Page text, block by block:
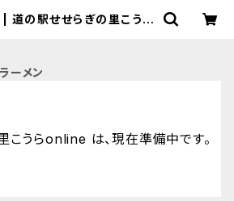
道の駅せせらぎの里こうら
ラーメン
こうらonline は、現在準備中です。